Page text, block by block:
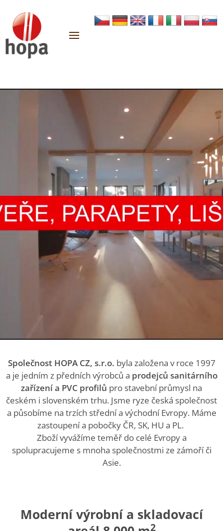
Společnost HOPA CZ, s.r.o. byla založena v roce 1997
a je jedním z předních výrobců a prodejců sanitárního
zařízení a PVC profilů pro stavební průmysl na
českém i slovenském trhu. Jsme ryze česká společnost
a působíme na trzích střední a východní Evropy. Máme
zastoupení a pobočky ČR, SK, HU a PL.
Zboží vyvážíme teměř do celé Evropy a
spolupracujeme s mnoha společnostmi ze zámoří či
Asie.
Moderní výrobní a skladovací
2